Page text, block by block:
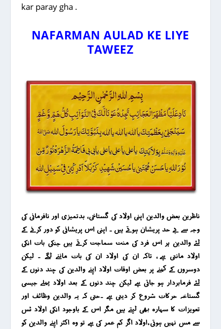
kar paray gha .
NAFARMAN AULAD KE LIYE
TAWEEZ
ناظرین بعض والدین اپنی اولاد کی گستاخی ، بدتمیزی اور نافرمانی کی
وجہ سے بے حد پریشان ہوتے ہیں ۔ اپنی اس پریشانی کو دور کرنے کے
لئے والدین ہر اس فرد کی منت سماجت کرتے ہیں جنکی بات انکی
اولاد مانتی ہے ، تاکہ ان کی اولاد ان کی بات ماننے لگے ۔ لیکن
دوسروں کے کہنے پر بعض اوقات اولاد اپنے والدین کی چند دنوں کے
لئے فرمابردار ہو جاتی ہے لیکن چند دنوں کے بعد اولاد پہلے جیسی
گستاخہ حرکات شروع کر دیتی ہے ۔حتی کہ یہ والدین وظائف اور
تعویزات کا سہارہ بھی لیتے ہیں مگر اس کے باوجود انکی اولاد ٹس
سے مس نہیں ہوتی ،اولاد اگر کم عمر کی ہے تو وہ اکثر اپنے والدین کو